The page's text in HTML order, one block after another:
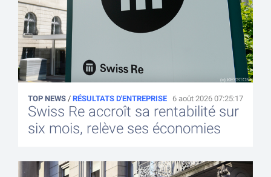
TOP NEWS / RÉSULTATS D'ENTREPRISE 6 août 2026 07:25:17
Swiss Re accroît sa rentabilité sur
six mois, relève ses économies